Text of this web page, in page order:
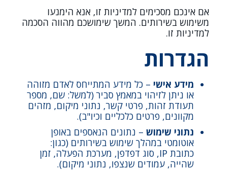
אם אינכם מסכימים למדיניות זו, אנא הימנעו
משימוש בשירותים. המשך שימושכם מהווה הסכמה
למדיניות זו.
הגדרות
מידע אישי – כל מידע המתייחס לאדם מזוהה
או ניתן לזיהוי במאמץ סביר (למשל: שם, מספר
תעודת זהות, פרטי קשר, נתוני מיקום, מזהים
מקוונים, פרטים כלכליים וכיו"ב).
נתוני שימוש– נתונים הנאספים באופן
אוטומטי במהלך שימוש בשירותים (כגון:
כתובת IP, סוג דפדפן, מערכת הפעלה, זמן
שהייה, עמודים שנצפו, נתוני מיקום).